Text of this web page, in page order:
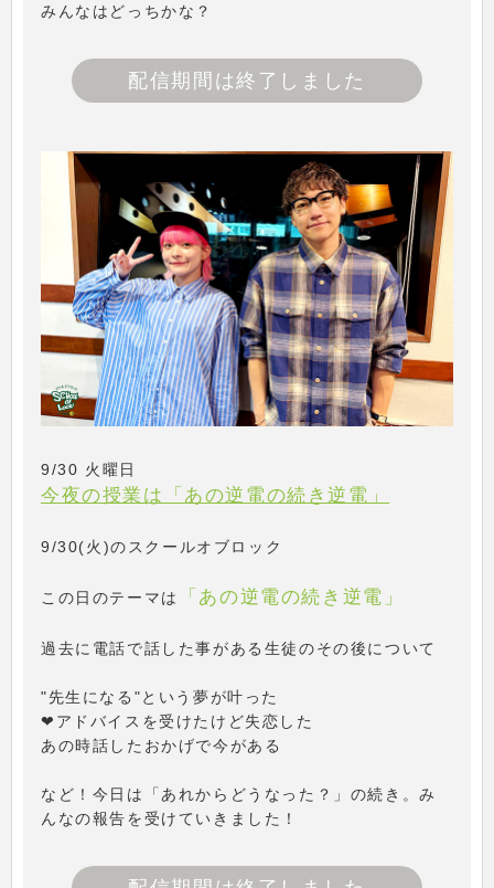
みんなはどっちかな？
配信期間は終了しました
9/30 火曜日
今夜の授業は「あの逆電の続き逆電」
9/30(火)のスクールオブロック
この日のテーマは 「あの逆電の続き逆電」
過去に電話で話した事がある生徒のその後について
"先生になる"という夢が叶った
❤アドバイスを受けたけど失恋した
あの時話したおかげで今がある
など！今日は「あれからどうなった？」の続き。み
んなの報告を受けていきました！